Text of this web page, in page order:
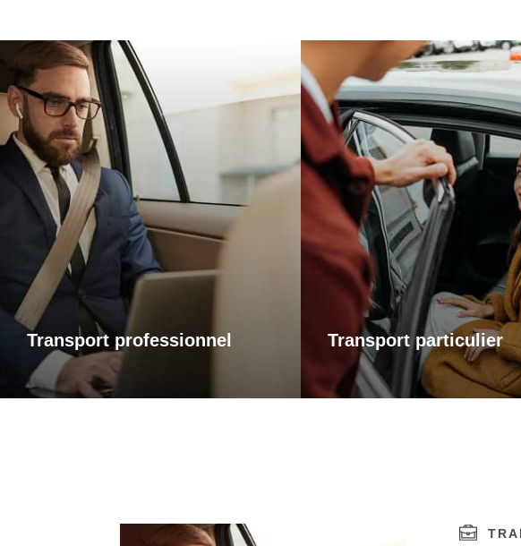
Transport professionnel
Transports professionnels
Je vous propose un service de
transport dédié aux déplacements
d’affaires, adapté à vos besoins et à
vos contraintes. Que ce soit pour un
rendez-vous, une réunion ou bien un
évènement, profitez d’un service
ponctuel, discret et confortable.
Transport particulier
Transports
Que ce soit pour une sortie
une visite chez des
rendez-vous personnel, je
accompagne dans tous vos
avec fiabilité et confort.
service adapté à vos
ponctualité et